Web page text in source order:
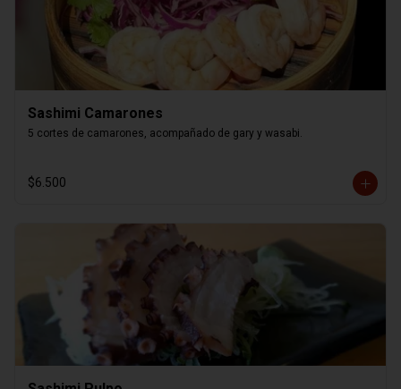
Sashimi Camarones
5 cortes de camarones, acompañado de gary y wasabi.
$6.500